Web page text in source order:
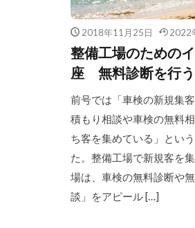
2018年11月25日 2022
整備工場のための
座 無料診断を行
前号では「車検の新規集
積もり相談や車検の無料
ち客を集めている」とい
た。整備工場で新規客を
場は、車検の無料診断や
談」をアピール […]